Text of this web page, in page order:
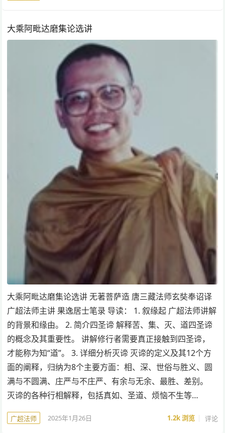
大乘阿毗达磨集论选讲
大乘阿毗达磨集论选讲 无著菩萨造 唐三藏法师玄奘奉诏译
广超法师主讲 果逸居士笔录 导读： 1. 叙缘起 广超法师讲解
的背景和缘由。 2. 简介四圣谛 解释苦、集、灭、道四圣谛
的概念及其重要性。 讲解修行者需要真正接触到四圣谛，
才能称为知“道”。 3. 详细分析灭谛 灭谛的定义及其12个方
面的阐释，归纳为8个主要方面：相、深、世俗与胜义、圆
满与不圆满、庄严与不庄严、有余与无余、最胜、差别。
灭谛的各种行相解释，包括真如、圣道、烦恼不生等…
广超法师 2025年1月26日 1.2k浏览 评论